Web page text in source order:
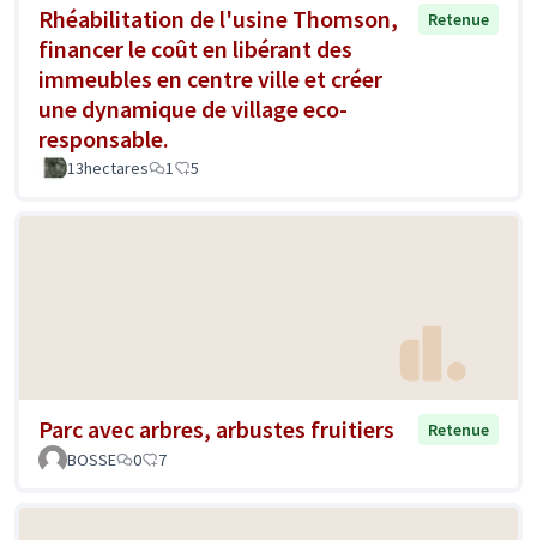
Rhéabilitation de l'usine Thomson,
financer le coût en libérant des
immeubles en centre ville et créer
une dynamique de village eco-
responsable.
Retenue
13hectares 1 5
Parc avec arbres, arbustes fruitiers
Retenue
BOSSE
0 7